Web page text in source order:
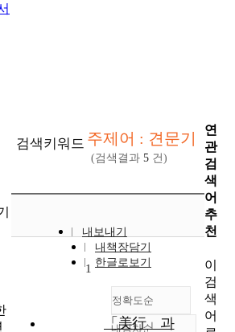
검색키워드 주제어 : 견문기
(검색결과 5 건)
내보내기
내책장담기
한글로보기
정확도순
내림차순
1
「美行」과
연
관
검
색
어
추
천
이
검
색
어